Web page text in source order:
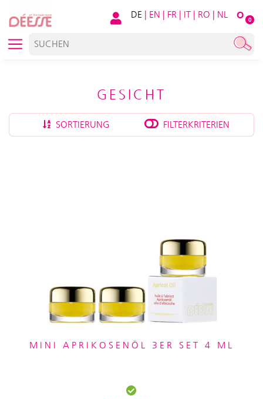
O 0
DE | EN | FR | IT | RO | NL
GESICHT
SORTIERUNG FILTERKRITERIEN
MINI APRIKOSENÖL 3ER SET 4 ML